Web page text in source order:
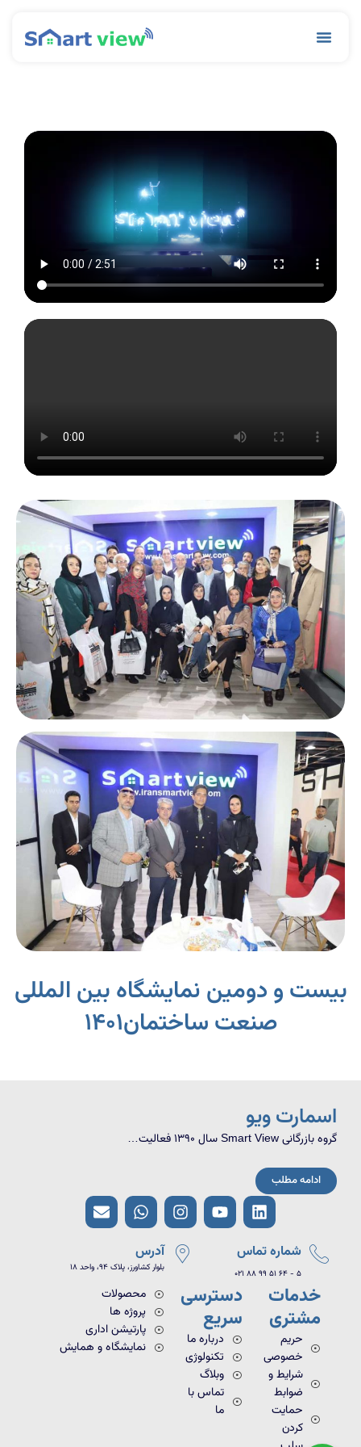
Menu
بیست و دومین نمایشگاه بین المللی
صنعت ساختمان1401
اسمارت ویو
گروه بازرگانی Smart View سال 1390 فعالیت…
ادامه مطلب
L
i
n
k
e
d
Y
o
u
e
I
n
s
t
a
r
W
h
a
t
s
p
p
E
n
v
l
p
شماره تماس
021 88 99 51 64 - 5
آدرس
بلوار کشاورز، پلاک ۹۴، واحد ۱۸
خدمات
مشتری
حریم
خصوصی
شرایط و
ضوابط
حمایت
کردن
دسترسی
سریع
درباره ما
تکنولوژی
وبلاگ
تماس با
ما
محصولات
پروژه ها
پارتیشن اداری
نمایشگاه و همایش